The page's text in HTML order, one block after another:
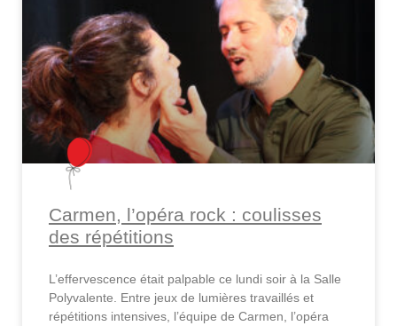
Carmen, l’opéra rock : coulisses
des répétitions
L’effervescence était palpable ce lundi soir à la Salle
Polyvalente. Entre jeux de lumières travaillés et
répétitions intensives, l’équipe de Carmen, l’opéra